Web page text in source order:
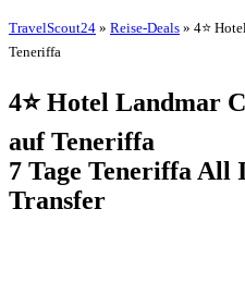
TravelScout24 » Reise-Deals » 4⭐
Teneriffa
4⭐ Hotel Landmar
auf Teneriffa
7 Tage Teneriffa
Transfer